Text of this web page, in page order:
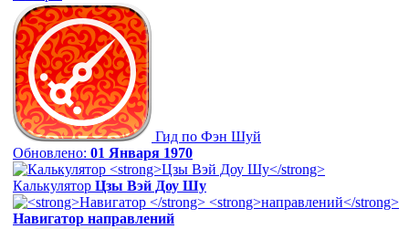
Гид по Фэн Шуй
Обновлено: 01 Января 1970
Калькулятор Цзы Вэй Доу Шу
Навигатор направлений